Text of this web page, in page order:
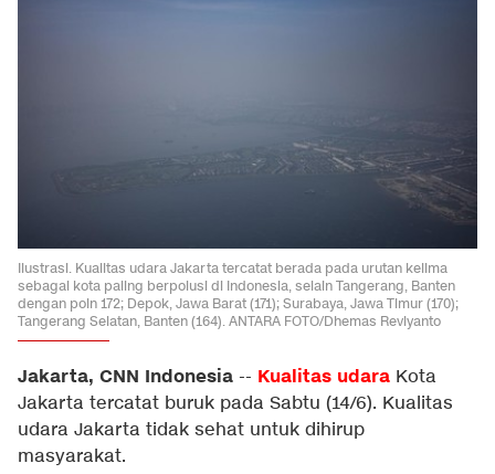
Ilustrasi. Kualitas udara Jakarta tercatat berada pada urutan kelima
sebagai kota paling berpolusi di Indonesia, selain Tangerang, Banten
dengan poin 172; Depok, Jawa Barat (171); Surabaya, Jawa Timur (170);
Tangerang Selatan, Banten (164). ANTARA FOTO/Dhemas Reviyanto
Jakarta, CNN Indonesia -- Kualitas udara Kota
Jakarta tercatat buruk pada Sabtu (14/6). Kualitas
udara Jakarta tidak sehat untuk dihirup
masyarakat.